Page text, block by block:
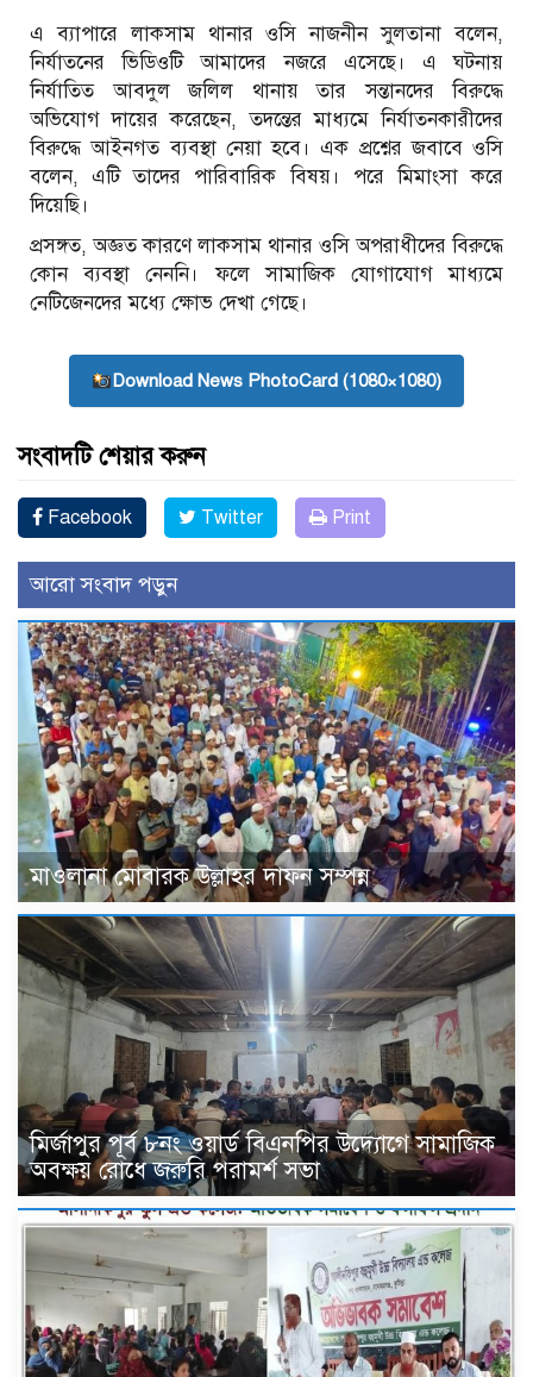
এ ব্যাপারে লাকসাম থানার ওসি নাজনীন সুলতানা বলেন,
নির্যাতনের ভিডিওটি আমাদের নজরে এসেছে। এ ঘটনায়
নির্যাতিত আবদুল জলিল থানায় তার সন্তানদের বিরুদ্ধে
অভিযোগ দায়ের করেছেন, তদন্তের মাধ্যমে নির্যাতনকারীদের
বিরুদ্ধে আইনগত ব্যবস্থা নেয়া হবে। এক প্রশ্নের জবাবে ওসি
বলেন, এটি তাদের পারিবারিক বিষয়। পরে মিমাংসা করে
দিয়েছি।
প্রসঙ্গত, অজ্ঞত কারণে লাকসাম থানার ওসি অপরাধীদের বিরুদ্ধে
কোন ব‍্যবস্থা নেননি। ফলে সামাজিক যোগাযোগ মাধ‍্যমে
নেটিজেনদের মধ‍্যে ক্ষোভ দেখা গেছে।
Download News PhotoCard (1080×1080)
সংবাদটি শেয়ার করুন
Facebook Twitter Print
আরো সংবাদ পড়ুন
মাওলানা মোবারক উল্লাহর দাফন সম্পন্ন
মির্জাপুর পূর্ব ৮নং ওয়ার্ড বিএনপির উদ্যোগে সামাজিক
অবক্ষয় রোধে জরুরি পরামর্শ সভা